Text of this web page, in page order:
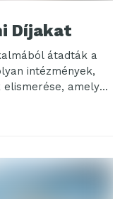
Díjakat
átadták a
intézmények,
amelyek